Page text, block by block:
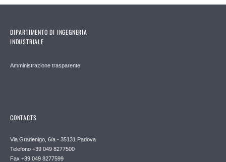
DIPARTIMENTO DI INGEGNERIA
INDUSTRIALE
Amministrazione trasparente
CONTACTS
Via Gradenigo, 6/a - 35131 Padova
Telefono +39 049 8277500
Fax +39 049 8277599